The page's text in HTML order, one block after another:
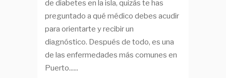
de diabetes en la isla, quizás te has
preguntado a qué médico debes acudir
para orientarte y recibir un
diagnóstico. Después de todo, es una
de las enfermedades más comunes en
Puerto......